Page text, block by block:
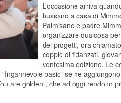
L’occasione arriva
bussano a casa di
Palmisano e padre
organizzare qualcosa
dei progetti, ora
coppie di fidanzati,
ventesima edizione. Le
basic” se ne
are golden”, che ad oggi rendono